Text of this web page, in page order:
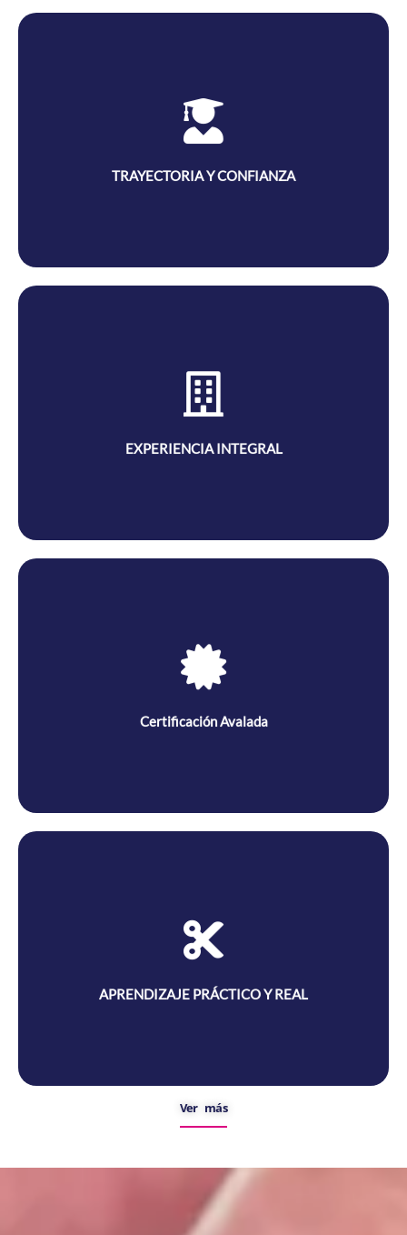
TRAYECTORIA Y CONFIANZA
TRAYECTORIA Y CONFIANZA
Desde 1978 hemos formado a miles de profesionales que hoy en día
EXPERIENCIA INTEGRAL
EXPERIENCIA INTEGRAL
Formamos profesionales creativos, emprendedores y competitivos,
Certificación Avalada
CERTIFICACIÓN AVALADA
Contamos con licencia de funcionamiento vigente asegurando que tu
APRENDIZAJE PRÁCTICO Y REAL
APRENDIZAJE PRÁCTICO Y REAL
Ofrecemos formación en espacios que simulan entornos
Ver más